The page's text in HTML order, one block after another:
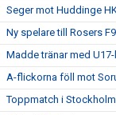
Seger mot Huddinge
Ny spelare till Rosers
Madde tränar med
A-flickorna föll mot
Toppmatch i